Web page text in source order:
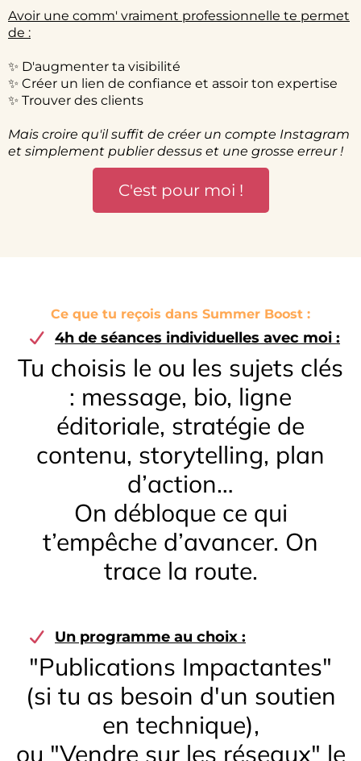
Avoir une comm' vraiment professionnelle te permet
de :
✨ D'augmenter ta visibilité
✨ Créer un lien de confiance et assoir ton expertise
✨ Trouver des clients
Mais croire qu'il suffit de créer un compte Instagram
et simplement publier dessus et une grosse erreur !
C'est pour moi !
Ce que tu reçois dans Summer Boost :
4h de séances individuelles avec moi :
Tu choisis le ou les sujets clés
: message, bio, ligne
éditoriale, stratégie de
contenu, storytelling, plan
d’action…
On débloque ce qui
t’empêche d’avancer. On
trace la route.
Un programme au choix :
"Publications Impactantes"
(si tu as besoin d'un soutien
en technique),
ou "Vendre sur les réseaux" le